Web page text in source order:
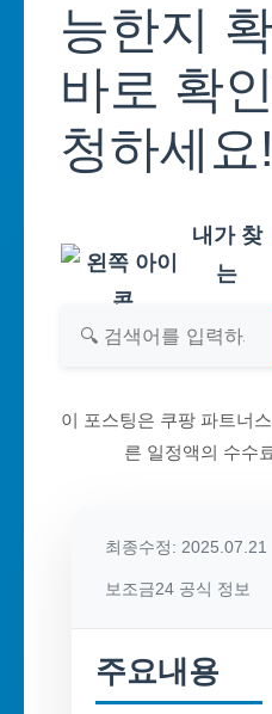
능한지
바로 확
청하세요!
내가 찾
는
이 포스팅은 쿠팡 파트너
른 일정액의 수수
최종수정: 2025.07.21
보조금24 공식 정보
주요내용